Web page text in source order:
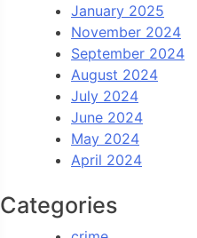
January 2025
November 2024
September 2024
August 2024
July 2024
June 2024
May 2024
April 2024
Categories